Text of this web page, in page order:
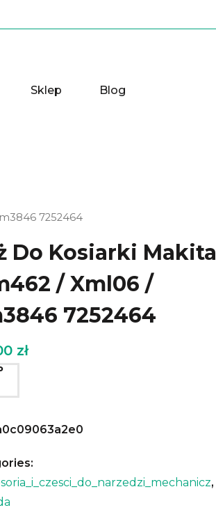
Sklep Blog
7252464
Do Kosiarki Makita
/ Xml06 /
7252464
zł
,